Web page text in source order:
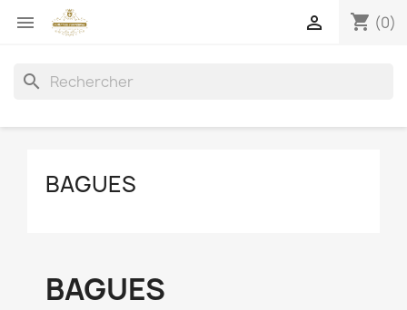
 shopping_cart (0)

search
BAGUES
BAGUES